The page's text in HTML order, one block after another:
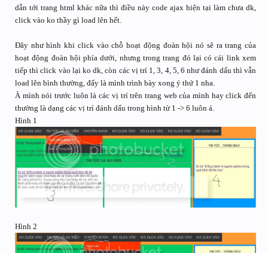
dẫn tới trang html khác nữa thì điều này code ajax hiện tại làm chưa dk,
click vào ko thầy gì load lên hết.
Đây như hình khi click vào chỗ hoạt động đoàn hội nó sẽ ra trang của
hoạt động đoàn hội phía dưới, nhưng trong trang đó lại có cái link xem
tiếp thì click vào lại ko dk, còn các vị trí 1, 3, 4, 5, 6 như đánh dấu thì vẫn
load lên bình thường, đấy là mình trình bày xong ý thứ 1 nha.
À mình nói trước luôn là các vị trí trên trang web của mình hay click đến
thường là dạng các vị trí đánh dấu trong hình từ 1 -> 6 luôn á.
Hình 1
Hình 2